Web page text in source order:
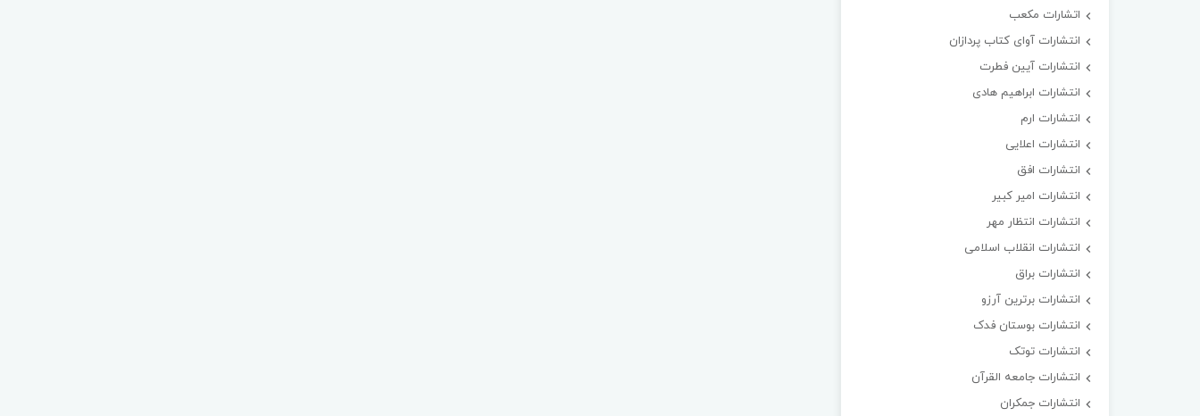
اتشارات مکعب
انتشارات آوای کتاب پردازان
انتشارات آیین فطرت
انتشارات ابراهیم هادی
انتشارات ارم
انتشارات اعلایی
انتشارات افق
انتشارات امیر کبیر
انتشارات انتظار مهر
انتشارات انقلاب اسلامی
انتشارات براق
انتشارات برترین آرزو
انتشارات بوستان فدک
انتشارات توتک
انتشارات جامعه القرآن
انتشارات جمکران